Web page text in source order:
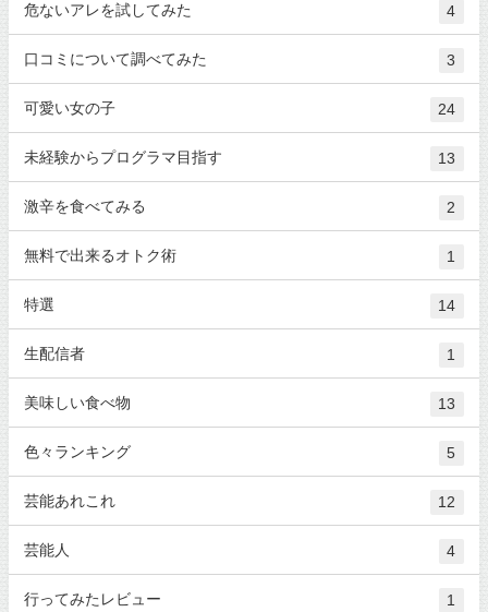
危ないアレを試してみた 4
口コミについて調べてみた 3
可愛い女の子 24
未経験からプログラマ目指す 13
激辛を食べてみる 2
無料で出来るオトク術 1
特選 14
生配信者 1
美味しい食べ物 13
色々ランキング 5
芸能あれこれ 12
芸能人 4
行ってみたレビュー 1